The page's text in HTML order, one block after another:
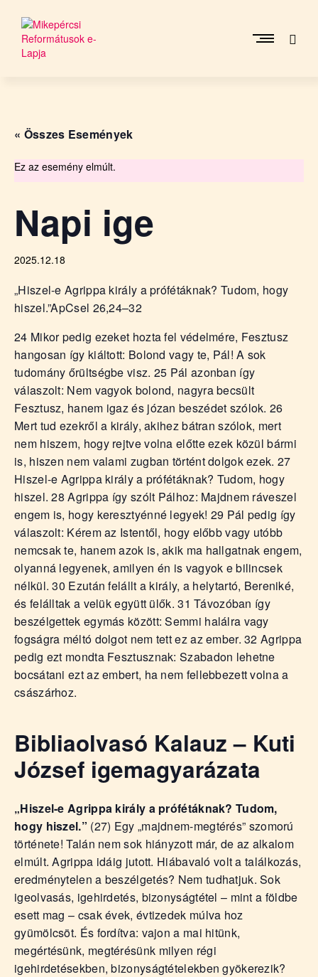
content
p
r
i
R
f
r
m
t
u
s
o
k
e
-
L
a
p
j
a
« Összes Események
Ez az esemény elmúlt.
Napi ige
2025.12.18
„Hiszel-e Agrippa király a prófétáknak? Tudom, hogy
hiszel.”ApCsel 26,24–32
24 Mikor pedig ezeket hozta fel védelmére, Fesztusz
hangosan így kiáltott: Bolond vagy te, Pál! A sok
tudomány őrültségbe visz. 25 Pál azonban így
válaszolt: Nem vagyok bolond, nagyra becsült
Fesztusz, hanem igaz és józan beszédet szólok. 26
Mert tud ezekről a király, akihez bátran szólok, mert
nem hiszem, hogy rejtve volna előtte ezek közül bármi
is, hiszen nem valami zugban történt dolgok ezek. 27
Hiszel-e Agrippa király a prófétáknak? Tudom, hogy
hiszel. 28 Agrippa így szólt Pálhoz: Majdnem ráveszel
engem is, hogy keresztyénné legyek! 29 Pál pedig így
válaszolt: Kérem az Istentől, hogy előbb vagy utóbb
nemcsak te, hanem azok is, akik ma hallgatnak engem,
olyanná legyenek, amilyen én is vagyok e bilincsek
nélkül. 30 Ezután felállt a király, a helytartó, Bereniké,
és felálltak a velük együtt ülők. 31 Távozóban így
beszélgettek egymás között: Semmi halálra vagy
fogságra méltó dolgot nem tett ez az ember. 32 Agrippa
pedig ezt mondta Fesztusznak: Szabadon lehetne
bocsátani ezt az embert, ha nem fellebbezett volna a
császárhoz.
Bibliaolvasó Kalauz – Kuti
József igemagyarázata
„Hiszel-e Agrippa király a prófétáknak? Tudom,
hogy hiszel.” (27) Egy „majdnem-megtérés” szomorú
története! Talán nem sok hiányzott már, de az alkalom
elmúlt. Agrippa idáig jutott. Hiábavaló volt a találkozás,
eredménytelen a beszélgetés? Nem tudhatjuk. Sok
igeolvasás, igehirdetés, bizonyságtétel – mint a földbe
esett mag – csak évek, évtizedek múlva hoz
gyümölcsöt. És fordítva: vajon a mai hitünk,
megértésünk, megtérésünk milyen régi
igehirdetésekben, bizonyságtételekben gyökerezik?